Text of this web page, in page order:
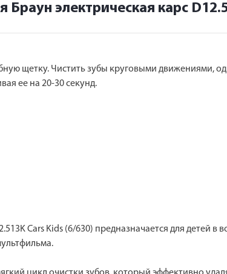
электрическая карс
щетку. Чистить зубы круговыми движениями,
ее на 20-30 секунд.
Cars Kids (6/630) предназначается для детей